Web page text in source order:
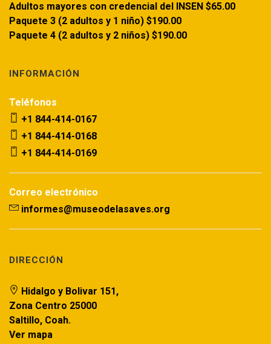
Adultos mayores con credencial del INSEN $65.00
Paquete 3 (2 adultos y 1 niño) $190.00
Paquete 4 (2 adultos y 2 niños) $190.00
INFORMACIÓN
Teléfonos
+1 844-414-0167
+1 844-414-0168
+1 844-414-0169
Correo electrónico
informes@museodelasaves.org
DIRECCIÓN
Hidalgo y Bolivar 151,
Zona Centro 25000
Saltillo, Coah.
Ver mapa